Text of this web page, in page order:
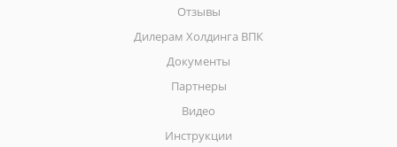
Отзывы
Дилерам Холдинга ВПК
Документы
Партнеры
Видео
Инструкции